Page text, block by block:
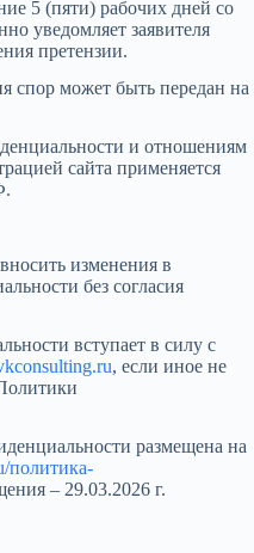
5 (пяти) рабочих дней со
уведомляет заявителя
претензии.
спор может быть передан на
и отношениям
сайта применяется
изменения в
без согласия
вступает в силу с
, если иное не
размещена на
политика-
– 29.03.2026 г.